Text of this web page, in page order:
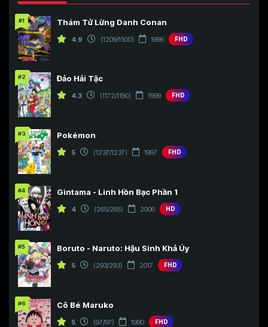
#1 Thám Tử Lừng Danh Conan
4.9 (1209/1500) 1996 FHD
#2 Đảo Hải Tặc
4.3 (1172/1190) 1999 FHD
#3 Pokémon
5 (1237/1237) 1997 FHD
#4 Gintama - Linh Hồn Bạc Phần 1
4 (265/265) 2006 HD
#5 Boruto - Naruto: Hậu Sinh Khả Úy
5 (293/293) 2017 FHD
#6 Cô Bé Maruko
5 (97/97) 1990 FHD